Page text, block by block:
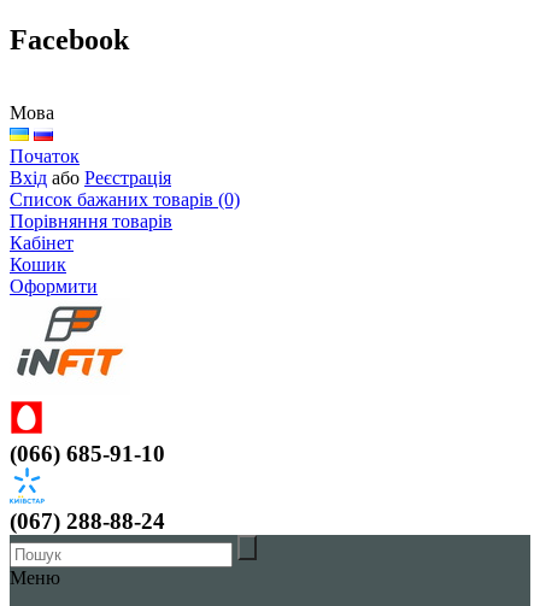
Facebook
Мова
Початок
Вхід або Реєстрація
Список бажаних товарів (0)
Порівняння товарів
Кабінет
Кошик
Оформити
(066) 685-91-10
(067) 288-88-24
Меню